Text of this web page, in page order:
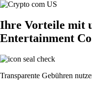
Ihre Vorteile mit
Entertainment
Transparente Gebühren